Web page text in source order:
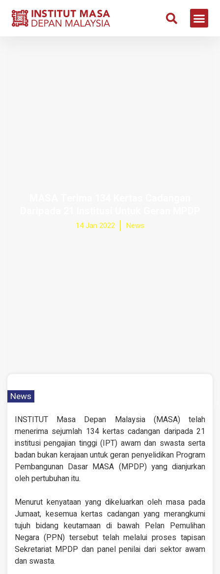
14 Jan 2022 News
News
INSTITUT Masa Depan Malaysia (MASA) telah
menerima sejumlah 134 kertas cadangan daripada 21
institusi pengajian tinggi (IPT) awam dan swasta serta
badan bukan kerajaan untuk geran penyelidikan Program
Pembangunan Dasar MASA (MPDP) yang dianjurkan
oleh pertubuhan itu.
Menurut kenyataan yang dikeluarkan oleh masa pada
Jumaat, kesemua kertas cadangan yang merangkumi
tujuh bidang keutamaan di bawah Pelan Pemulihan
Negara (PPN) tersebut telah melalui proses tapisan
Sekretariat MPDP dan panel penilai dari sektor awam
dan swasta.